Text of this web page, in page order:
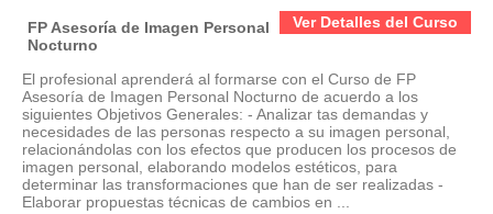
Ver Detalles del Curso
FP Asesoría de Imagen Personal
Nocturno
El profesional aprenderá al formarse con el Curso de FP
Asesoría de Imagen Personal Nocturno de acuerdo a los
siguientes Objetivos Generales: - Analizar tas demandas y
necesidades de las personas respecto a su imagen personal,
relacionándolas con los efectos que producen los procesos de
imagen personal, elaborando modelos estéticos, para
determinar las transformaciones que han de ser realizadas -
Elaborar propuestas técnicas de cambios en ...